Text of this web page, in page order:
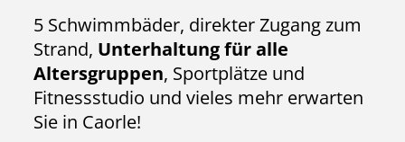
5 Schwimmbäder, direkter Zugang zum
Strand, Unterhaltung für alle
Altersgruppen, Sportplätze und
Fitnessstudio und vieles mehr erwarten
Sie in Caorle!